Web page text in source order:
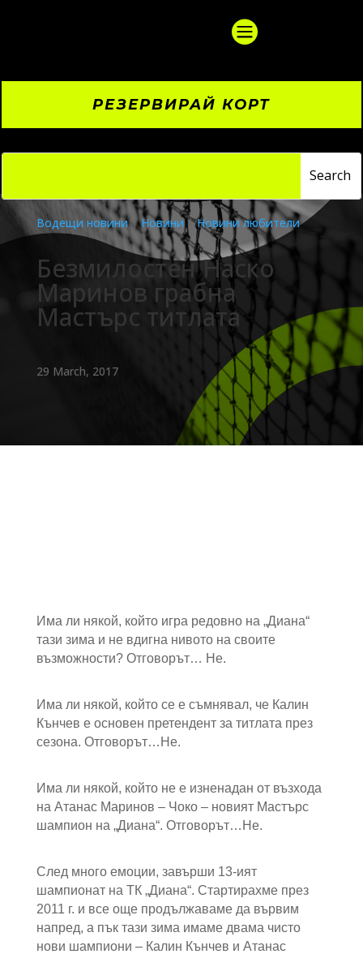

РЕЗЕРВИРАЙ КОРТ
Водещи новини|Новини|Новини любители
Безмилостен Наско
Маринов грабна
Мастърс титлата
29 March, 2017
Има ли някой, който игра редовно на „Диана“
тази зима и не вдигна нивото на своите
възможности? Отговорът… Не.
Има ли някой, който се е съмнявал, че Калин
Кънчев е основен претендент за титлата през
сезона. Отговорът…Не.
Има ли някой, който не е изненадан от възхода
на Атанас Маринов – Чоко – новият Мастърс
шампион на „Диана“. Отговорът…Не.
След много емоции, завърши 13-ият
шампионат на ТК „Диана“. Стартирахме през
2011 г. и все още продължаваме да вървим
напред, а пък тази зима имаме двама чисто
нови шампиони – Калин Кънчев и Атанас